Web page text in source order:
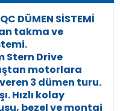
DÜMEN SİSTEMİ
takma ve
Stern Drive
motorlara
3 dümen turu.
Hızlı kolay
bezel ve montaj